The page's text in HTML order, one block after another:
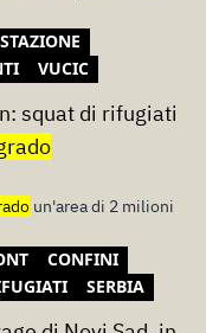
VUCIC
squat di rifugiati
un'area di 2 milioni
CONFINI
SERBIA